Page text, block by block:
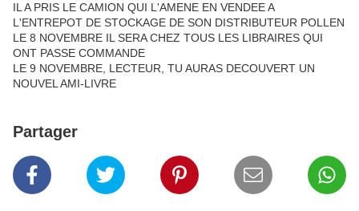
IL A PRIS LE CAMION QUI L'AMENE EN VENDEE A
L'ENTREPOT DE STOCKAGE DE SON DISTRIBUTEUR POLLEN
LE 8 NOVEMBRE IL SERA CHEZ TOUS LES LIBRAIRES QUI
ONT PASSE COMMANDE
LE 9 NOVEMBRE, LECTEUR, TU AURAS DECOUVERT UN
NOUVEL AMI-LIVRE
Partager